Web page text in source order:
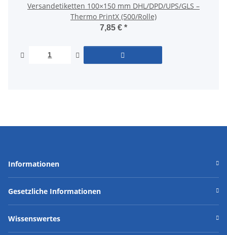
Versandetiketten 100×150 mm DHL/DPD/UPS/GLS –
Thermo PrintX (500/Rolle)
7,85 € *
Informationen
Gesetzliche Informationen
Wissenswertes